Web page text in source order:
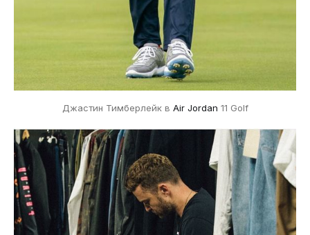
Джастин Тимберлейк в Air Jordan 11 Golf